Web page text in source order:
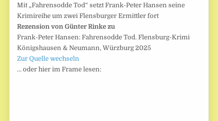
Mit „Fahrensodde Tod“ setzt Frank-Peter Hansen seine
Krimireihe um zwei Flensburger Ermittler fort
Rezension von Günter Rinke zu
Frank-Peter Hansen: Fahrensodde Tod. Flensburg-Krimi
Königshausen & Neumann, Würzburg 2025
Zur Quelle wechseln
… oder hier im Frame lesen: